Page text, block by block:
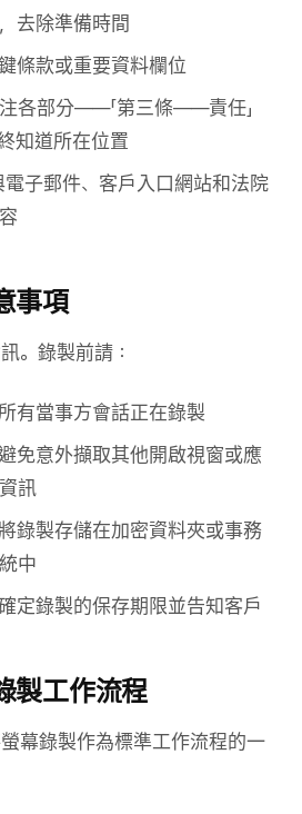
去除準備時間
條款或重要資料欄位
各部分——「第三條——責任」
知道所在位置
電子郵件、客戶入口網站和法院
事項
。錄製前請：
有當事方會話正在錄製
避免意外擷取其他開啟視窗或應
訊
錄製存儲在加密資料夾或事務
中
定錄製的保存期限並告知客戶
製工作流程
幕錄製作為標準工作流程的一